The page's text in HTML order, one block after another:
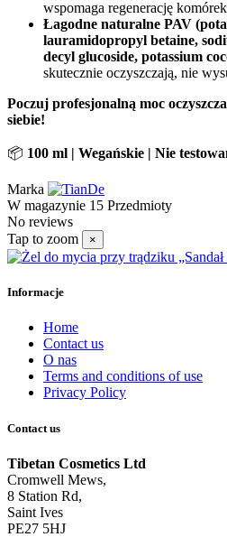
wspomaga regenerację
Łagodne naturalne PAV
lauramidopropyl betaine,
decyl glucoside, potassium
skutecznie oczyszczają, nie
Poczuj profesjonalną moc
siebie!
📦 100 ml | Wegańskie | Nie
Marka
W magazynie 15 Przedmioty
No reviews
Tap to zoom
×
Informacje
Home
Contact us
O nas
Terms and conditions of use
Privacy Policy
Contact us
Tibetan Cosmetics Ltd
Cromwell Mews,
8 Station Rd,
Saint Ives
PE27 5HJ